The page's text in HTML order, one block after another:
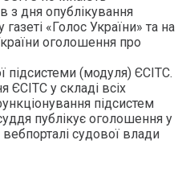
з дня опублікування
«Голос України» та на
оголошення про
підсистеми (модуля) ЄСІТС.
ЄСІТС у складі всіх
підсистем
публікує оголошення у
вебпорталі судової влади